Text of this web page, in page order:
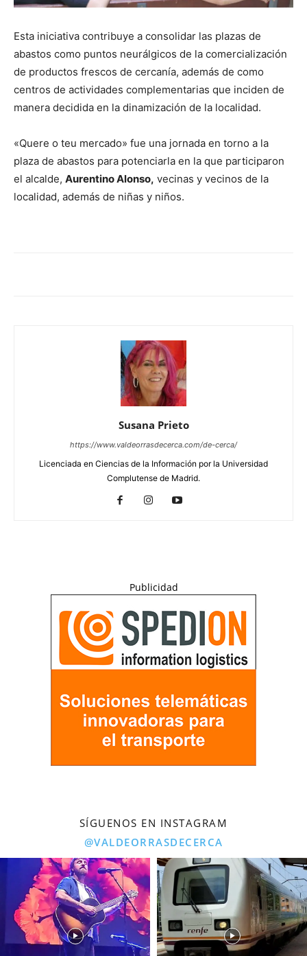
Esta iniciativa contribuye a consolidar las plazas de
abastos como puntos neurálgicos de la comercialización
de productos frescos de cercanía, además de como
centros de actividades complementarias que inciden de
manera decidida en la dinamización de la localidad.
«Quere o teu mercado» fue una jornada en torno a la
plaza de abastos para potenciarla en la que participaron
el alcalde, Aurentino Alonso, vecinas y vecinos de la
localidad, además de niñas y niños.
Susana Prieto
https://www.valdeorrasdecerca.com/de-cerca/
Licenciada en Ciencias de la Información por la Universidad
Complutense de Madrid.
Publicidad
SÍGUENOS EN INSTAGRAM
@VALDEORRASDECERCA